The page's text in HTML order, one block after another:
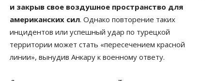
и закрыв свое воздушное пространство для
американских сил. Однако повторение таких
инцидентов или успешный удар по турецкой
территории может стать «пересечением красной
линии», вынудив Анкару к военному ответу.